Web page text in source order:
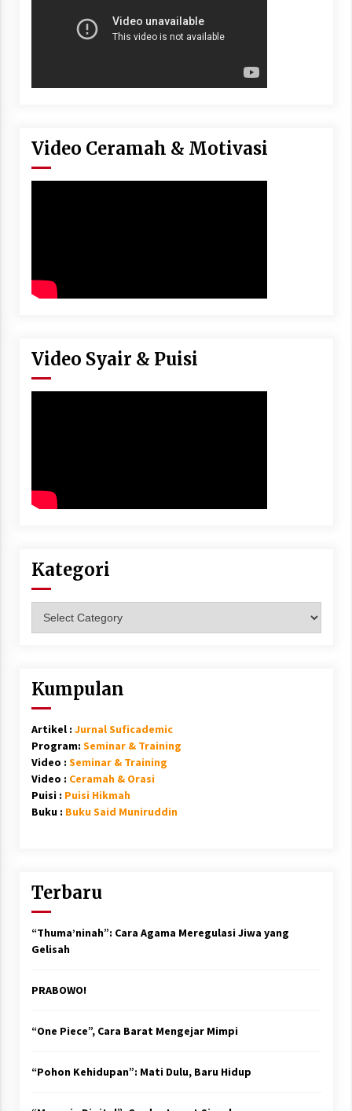
Video Ceramah & Motivasi
Video Syair & Puisi
Kategori
Kumpulan
Artikel : Jurnal Suficademic
Program: Seminar & Training
Video : Seminar & Training
Video : Ceramah & Orasi
Puisi : Puisi Hikmah
Buku : Buku Said Muniruddin
Terbaru
“Thuma’ninah”: Cara Agama Meregulasi Jiwa yang
Gelisah
PRABOWO!
“One Piece”, Cara Barat Mengejar Mimpi
“Pohon Kehidupan”: Mati Dulu, Baru Hidup